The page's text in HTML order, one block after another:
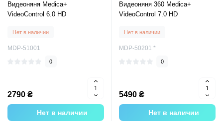
Видеоняня Medica+
VideoControl 6.0 HD
Нет в наличии
MDP-51001
0
2790 ₴
Нет в наличии
Видеоняня 360 Medica+
VideoControl 7.0 HD
Нет в наличии
MDP-50201 *
0
5490 ₴
Нет в наличии